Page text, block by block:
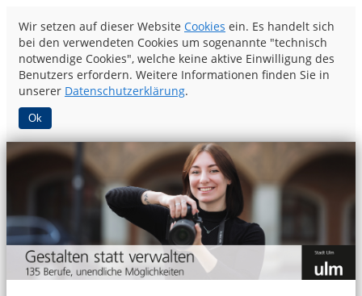
Wir setzen auf dieser Website Cookies ein. Es handelt sich
bei den verwendeten Cookies um sogenannte "technisch
notwendige Cookies", welche keine aktive Einwilligung des
Benutzers erfordern. Weitere Informationen finden Sie in
unserer Datenschutzerklärung.
Ok